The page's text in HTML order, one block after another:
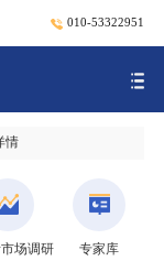
010-53322951
情
场调研 专家库